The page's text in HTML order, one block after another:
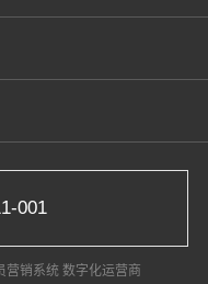
001
营销系统 数字化运营商